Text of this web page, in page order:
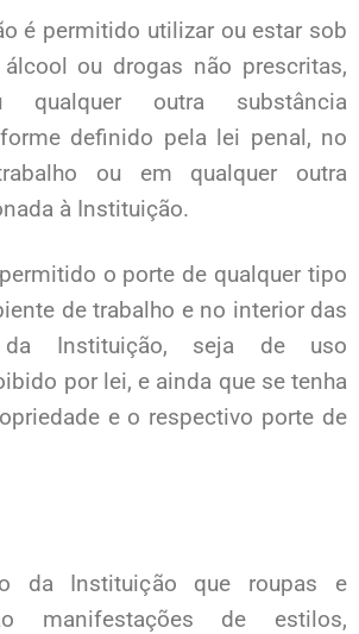
é permitido utilizar ou estar sob
ou drogas não prescritas,
qualquer outra substância
definido pela lei penal, no
ou em qualquer outra
à Instituição.
o porte de qualquer tipo
de trabalho e no interior das
da Instituição, seja de uso
por lei, e ainda que se tenha
e o respectivo porte de
da Instituição que roupas e
manifestações de estilos,